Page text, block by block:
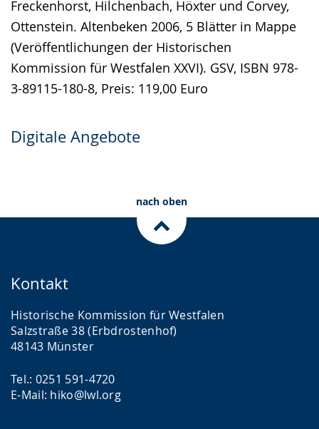
Freckenhorst, Hilchenbach, Höxter und Corvey,
Ottenstein. Altenbeken 2006, 5 Blätter in Mappe
(Veröffentlichungen der Historischen
Kommission für Westfalen XXVI). GSV, ISBN 978-
3-89115-180-8, Preis: 119,00 Euro
Digitale Angebote
nach oben
Kontakt
Historische Kommission für Westfalen
Salzstraße 38 (Erbdrostenhof)
48143 Münster
Tel.: 0251 591-4720
E-Mail: hiko@lwl.org